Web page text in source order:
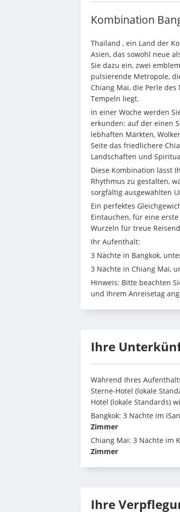
Kombination
Thailand , ein Land der
Asien, das sowohl neue
Sie dazu ein, zwei
pulsierende Metropole,
Chiang Mai, die Perle
Tempeln liegt.
In einer Woche werden
erkunden: auf der einen
lebhaften Märkten,
Seite das friedlichere
Landschaften und
Diese Kombination lässt
Rhythmus zu gestalten,
sorgfältig ausgewählten
Ein perfektes
Eintauchen, für eine
Wurzeln für treue
Ihr Aufenthalt:
3 Nächte in Bangkok,
3 Nächte in Chiang Mai,
Hinweis: Bitte beachten
und Ihrem Anreisetag
Ihre
Während Ihres
Sterne-Hotel (lokale
Hotel (lokale Standards)
Bangkok: 3 Nächte im
Zimmer
Chiang Mai: 3 Nächte im
Zimmer
Ihre